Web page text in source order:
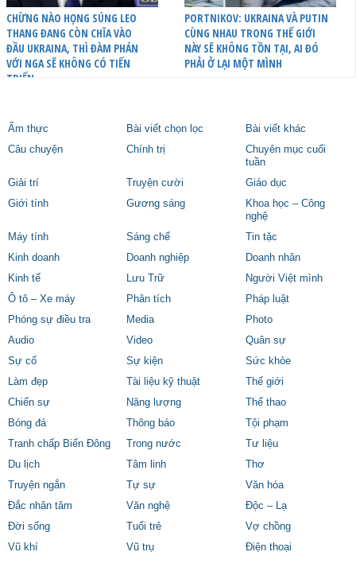
CHỪNG NÀO HỌNG SÚNG LEO
THANG ĐANG CÒN CHĨA VÀO
ĐẦU UKRAINA, THÌ ĐÀM PHÁN
VỚI NGA SẼ KHÔNG CÓ TIẾN
TRIỂN
PORTNIKOV: UKRAINA VÀ PUTIN
CÙNG NHAU TRONG THẾ GIỚI
NÀY SẼ KHÔNG TỒN TẠI, AI ĐÓ
PHẢI Ở LẠI MỘT MÌNH
Ẩm thực Bài viết chọn lọc
Bài viết khác
Câu chuyện
Chính trị
Chuyên mục cuối
tuần
Giải trí
Truyện cười
Giáo dục
Giới tính
Gương sáng
Khoa học – Công
nghệ
Máy tính
Sáng chế
Tin tặc
Kinh doanh
Doanh nghiệp
Doanh nhân
Kinh tế
Lưu Trữ
Người Việt mình
Ô tô – Xe máy
Phân tích
Pháp luật
Phóng sự điều tra
Media
Photo
Audio
Video
Quân sự
Sự cố
Sự kiện
Sức khỏe
Làm đẹp
Tài liệu kỹ thuật
Thế giới
Chiến sự
Năng lượng
Thể thao
Bóng đá
Thông báo
Tội phạm
Tranh chấp Biển Đông
Trong nước
Tư liệu
Du lịch
Tâm linh
Thơ
Truyện ngắn
Tự sự
Văn hóa
Đắc nhân tâm
Văn nghệ
Độc – Lạ
Đời sống
Tuổi trẻ
Vợ chồng
Vũ khí
Vũ trụ Điện thoại